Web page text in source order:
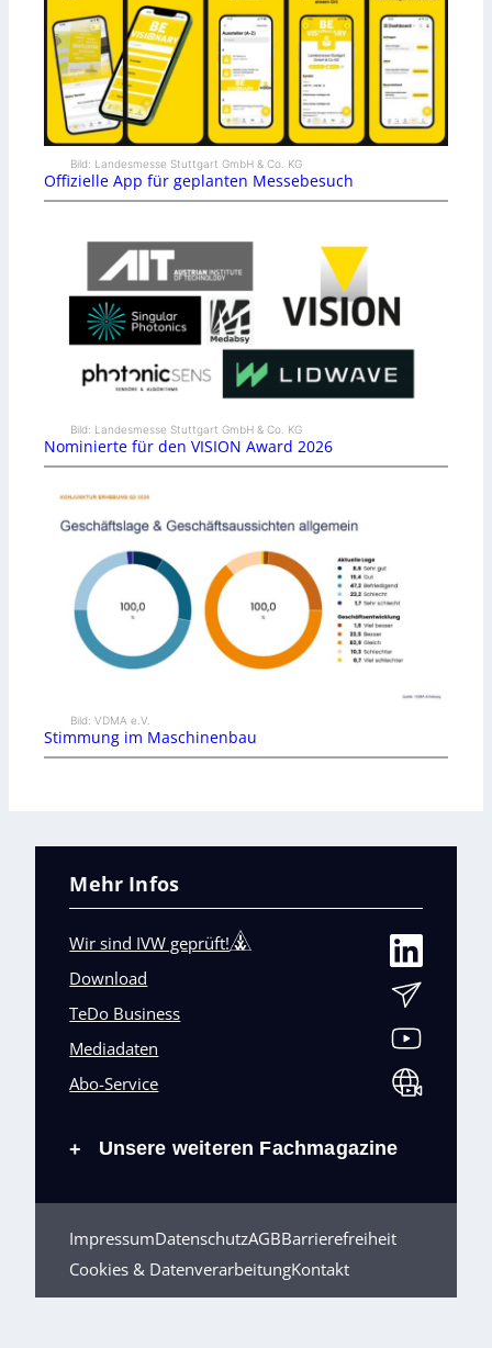
Bild: Landesmesse Stuttgart GmbH & Co. KG
Offizielle App für geplanten Messebesuch
Bild: Landesmesse Stuttgart GmbH & Co. KG
Nominierte für den VISION Award 2026
Bild: VDMA e.V.
Stimmung im Maschinenbau
Mehr Infos
Wir sind IVW geprüft!
Download
TeDo Business
Mediadaten
Abo-Service
+ Unsere weiteren Fachmagazine
ImpressumDatenschutzAGBBarrierefreiheit
Cookies & DatenverarbeitungKontakt